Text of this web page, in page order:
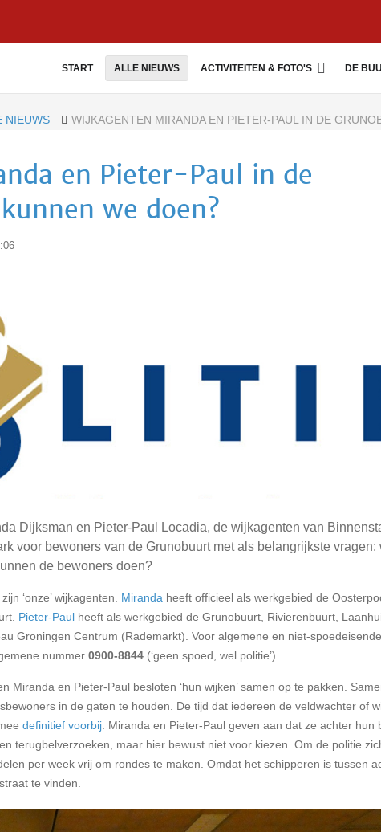
START ALLE NIEUWS ACTIVITEITEN & FOTO'S DE
NIEUWS WIJKAGENTEN MIRANDA EN PIETER-PAUL IN DE
en Pieter-Paul in de
we doen?
Dijksman en Pieter-Paul Locadia, de wijkagenten van
voor bewoners van de Grunobuurt met als belangrijkste vragen:
de bewoners doen?
‘onze’ wijkagenten. Miranda heeft officieel als werkgebied de
Pieter-Paul heeft als werkgebied de Grunobuurt, Rivierenbuurt,
Groningen Centrum (Rademarkt). Voor algemene en niet-
nummer 0900-8844 (‘geen spoed, wel politie’).
Miranda en Pieter-Paul besloten ‘hun wijken’ samen op te pakken.
in de gaten te houden. De tijd dat iedereen de veldwachter of
definitief voorbij . Miranda en Pieter-Paul geven aan dat ze achter hun
terugbelverzoeken, maar hier bewust niet voor kiezen. Om de politie
per week vrij om rondes te maken. Omdat het schipperen is tussen
te vinden.